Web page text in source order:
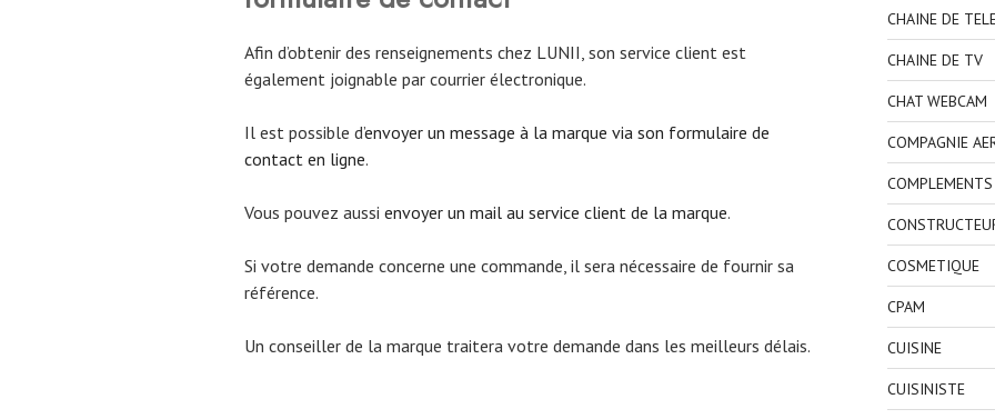
Afin d’obtenir des renseignements chez LUNII, son service client est
également joignable par courrier électronique.
Il est possible d’envoyer un message à la marque via son formulaire de
contact en ligne.
Vous pouvez aussi envoyer un mail au service client de la marque.
Si votre demande concerne une commande, il sera nécessaire de fournir sa
référence.
Un conseiller de la marque traitera votre demande dans les meilleurs délais.
CHAINE DE
CHAINE DE TV
CHAT WEBCAM
COMPAGNIE
COSMETIQUE
CPAM
CUISINE
CUISINISTE